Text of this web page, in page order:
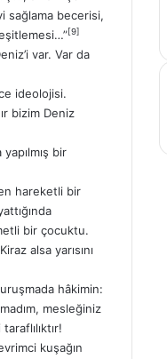
sağlama becerisi,
[9]
var. Var da
ideolojisi.
bizim Deniz
bir
hareketli bir
bir çocuktu.
alsa yarısını
hâkimin:
mesleğiniz
kuşağın